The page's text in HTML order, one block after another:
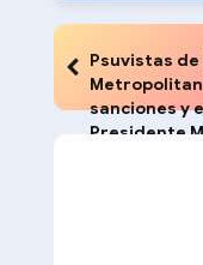
Psuvistas
sanciones y
Presidente